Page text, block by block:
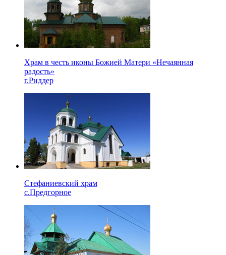
Храм в честь иконы Божией Матери «Нечаянная
радость»
г.Риддер
Стефаниевский храм
с.Предгорное